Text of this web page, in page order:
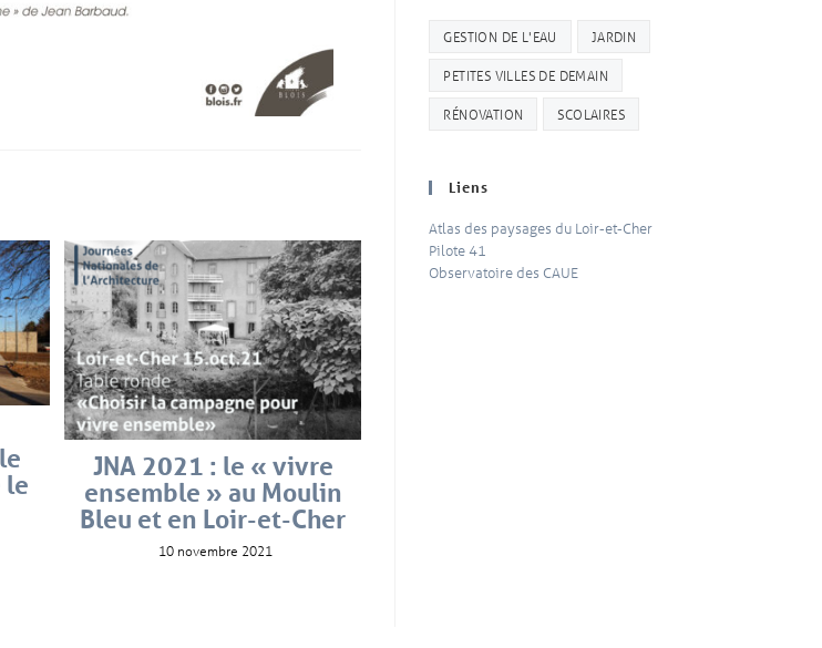
le
JNA 2021 : le « vivre
ensemble » au Moulin
Bleu et en Loir-et-Cher
10 novembre 2021
GESTION DE L'EAU JARDIN
PETITES VILLES DE DEMAIN
RÉNOVATION SCOLAIRES
Liens
Atlas des paysages du Loir-et-Cher
Pilote 41
Observatoire des CAUE